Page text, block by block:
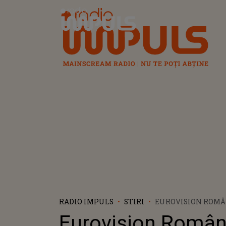
Radio Impuls
RADIO IMPULS STIRI
EUROVISION
SELECȚIEI